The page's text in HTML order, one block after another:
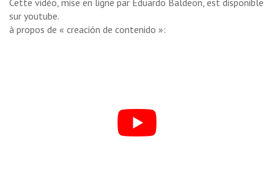
Cette vidéo, mise en ligne par Eduardo Baldeon, est disponible
sur youtube.
à propos de « creación de contenido »: